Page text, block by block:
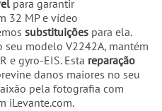
para garantir
32 MP e vídeo
substituições para ela.
seu modelo V2242A, mantém
e gyro-EIS. Esta reparação
danos maiores no seu
pela fotografia com
iLevante.com.